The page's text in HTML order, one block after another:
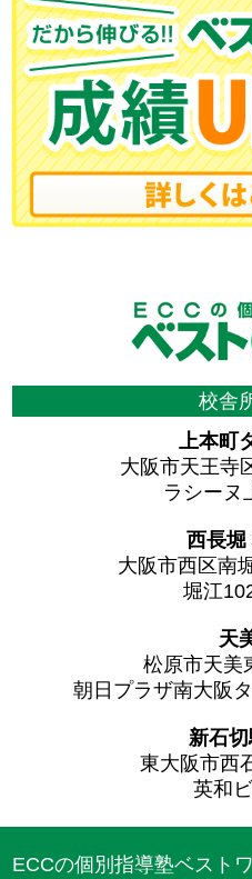
校舎
上本町
大阪市天王寺
ラシーヌ
西長堀
大阪市西区南
堀江
天
松原市天美
朝日プラザ南大阪
新石
東大阪市西
英和
ECCの個別指導塾ベスト